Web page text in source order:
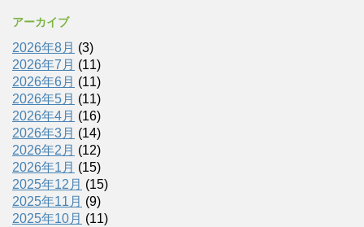
アーカイブ
2026年8月 (3)
2026年7月 (11)
2026年6月 (11)
2026年5月 (11)
2026年4月 (16)
2026年3月 (14)
2026年2月 (12)
2026年1月 (15)
2025年12月 (15)
2025年11月 (9)
2025年10月 (11)